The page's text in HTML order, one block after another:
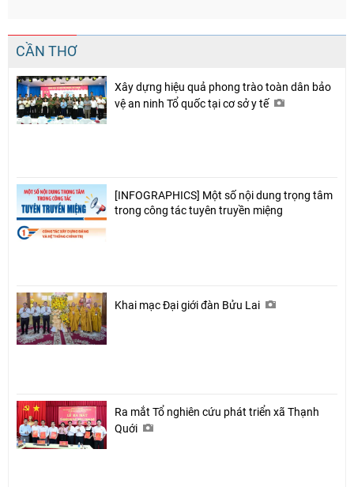
CẦN THƠ
Xây dựng hiệu quả phong trào toàn dân bảo
vệ an ninh Tổ quốc tại cơ sở y tế
[INFOGRAPHICS] Một số nội dung trọng tâm
trong công tác tuyên truyền miệng
Khai mạc Đại giới đàn Bửu Lai
Ra mắt Tổ nghiên cứu phát triển xã Thạnh
Quới